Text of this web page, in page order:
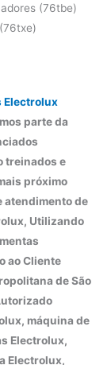
(76tbe)
Electrolux
parte da
treinados e
próximo
atendimento de
Utilizando
ao Cliente
de São
máquina de
Electrolux,
Electrolux,